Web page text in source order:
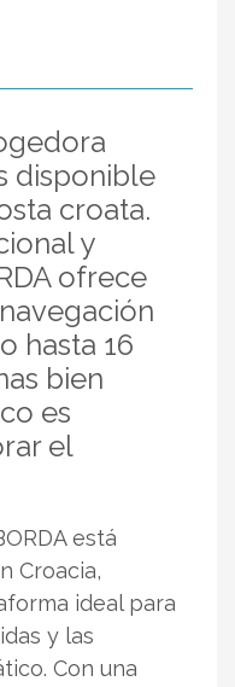
disponible
croata.
y
ofrece
hasta 16
bien
es
el
está
Croacia,
ideal para
y las
Con una